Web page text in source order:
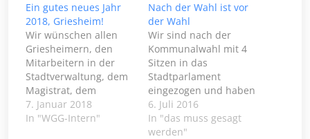
Ein gutes neues Jahr
2018, Griesheim!
Wir wünschen allen
Griesheimern, den
Mitarbeitern in der
Stadtverwaltung, dem
Magistrat, dem
Bürgermeister Krebs-
Wetzl und den
7. Januar 2018
In "WGG-Intern"
Nach der Wahl ist vor
der Wahl
Wir sind nach der
Kommunalwahl mit 4
Sitzen in das
Stadtparlament
eingezogen und haben
in der "Kooperation"
gemeinsam mit der
CDU, den Grünen und
6. Juli 2016
In "das muss gesagt
werden"